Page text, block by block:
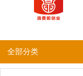
全部分类